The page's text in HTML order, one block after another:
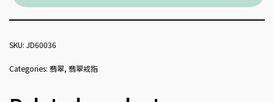
SKU: JD60036
Categories: 翡翠, 翡翠戒指